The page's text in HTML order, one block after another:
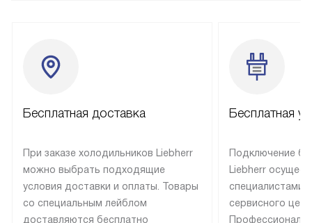
Бесплатная доставка
При заказе холодильников Liebherr
можно выбрать подходящие
условия доставки и оплаты. Товары
со специальным лейблом
доставляются бесплатно
Бесплатная
Подключение
Liebherr
специалистами
сервисного